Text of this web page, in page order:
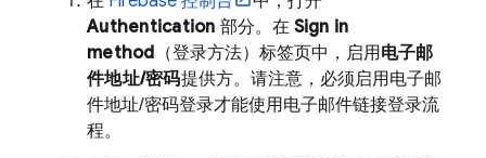
Authentication 部分。在 Sign in
method （登录方法）标签页中，启用电子邮
件地址/密码提供方。请注意，必须启用电子邮
件地址/密码登录才能使用电子邮件链接登录流
程。